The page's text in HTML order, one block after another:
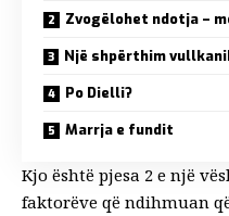
Zvogëlohet ndotja –
Një shpërthim
Po Dielli?
Marrja e fundit
Kjo është pjesa 2 e një
faktorëve që ndihmuan